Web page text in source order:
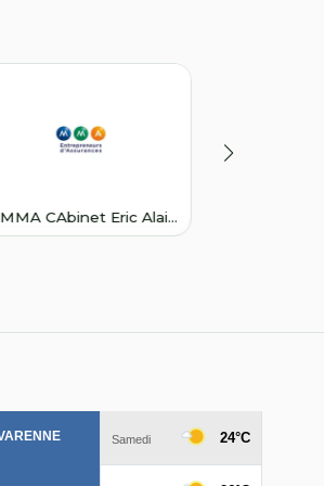
MMA CAbinet Eric Alainguillaume